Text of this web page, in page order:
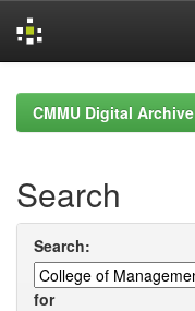
navigationCMMU Digital Archive
Search
Search:
for